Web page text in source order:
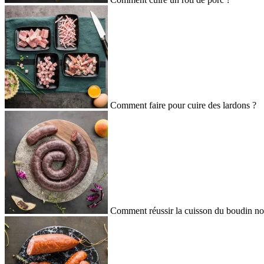
Comment faire pour cuire des lardons ?
Comment réussir la cuisson du boudin